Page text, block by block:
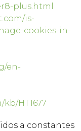
plus.html
is-
cookies-in-
en-
HT1677
a constantes